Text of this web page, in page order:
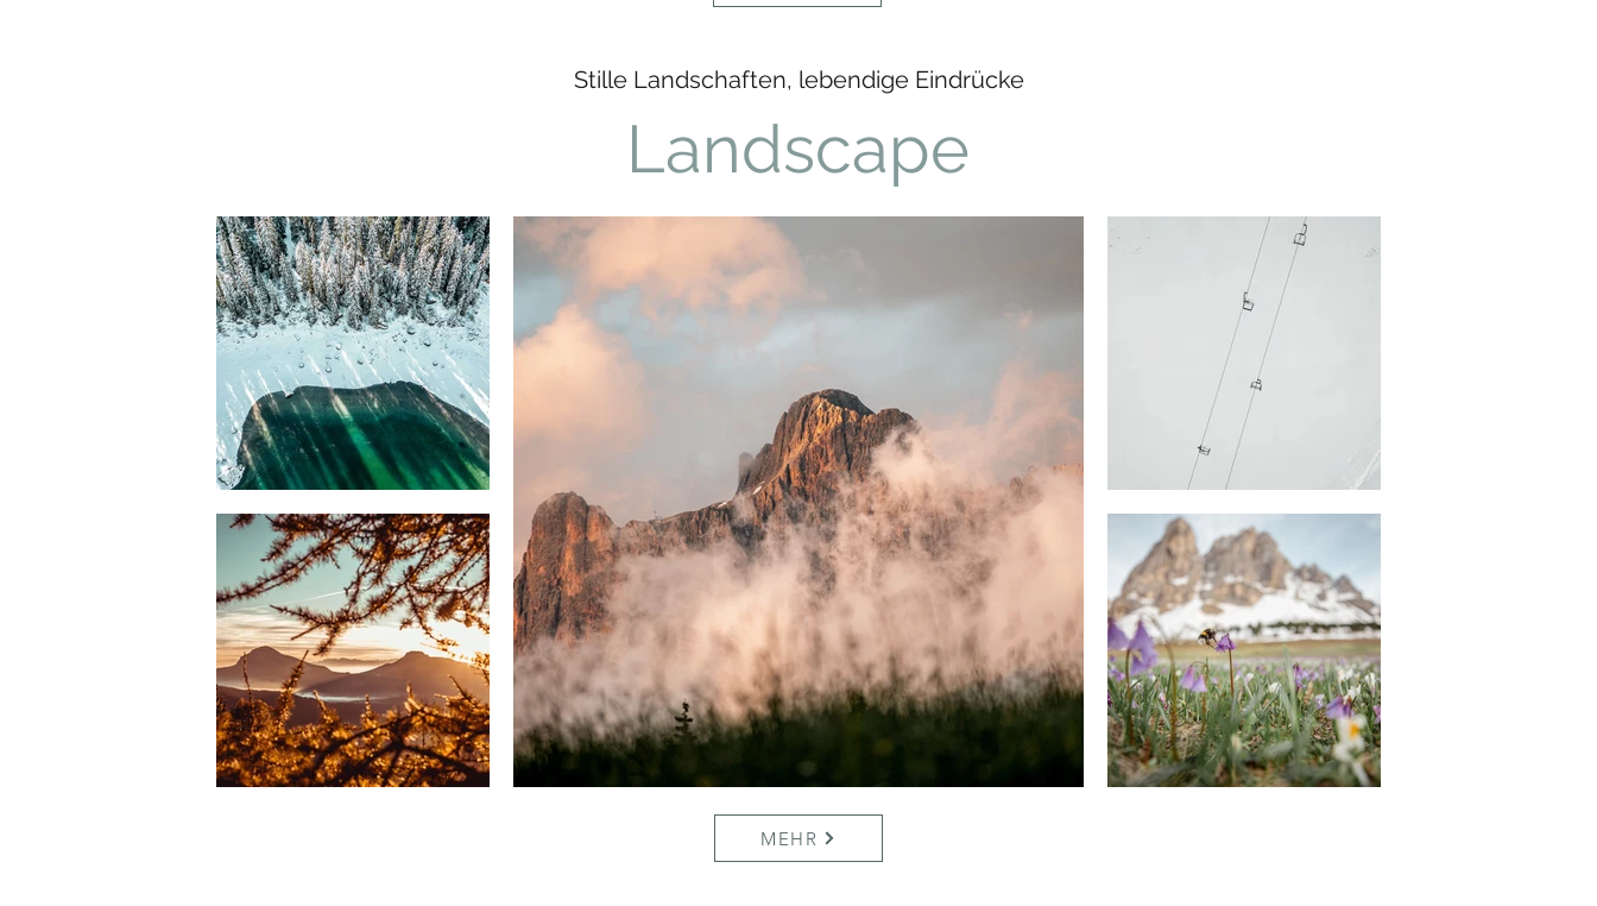
Stille Landschaften, lebendige Eindrücke
Landscape
MEHR